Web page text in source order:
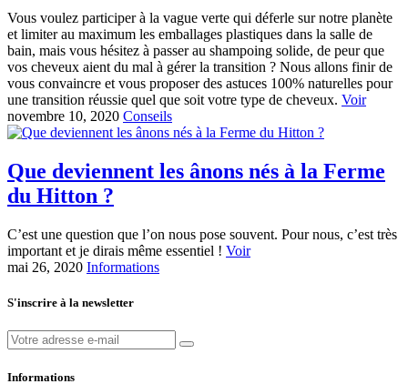
Vous voulez participer à la vague verte qui déferle sur notre planète
et limiter au maximum les emballages plastiques dans la salle de
bain, mais vous hésitez à passer au shampoing solide, de peur que
vos cheveux aient du mal à gérer la transition ? Nous allons finir de
vous convaincre et vous proposer des astuces 100% naturelles pour
une transition réussie quel que soit votre type de cheveux. Voir
novembre 10, 2020 Conseils
Que deviennent les ânons nés à la Ferme
du Hitton ?
C’est une question que l’on nous pose souvent. Pour nous, c’est très
important et je dirais même essentiel ! Voir
mai 26, 2020 Informations
S'inscrire à la newsletter
Informations